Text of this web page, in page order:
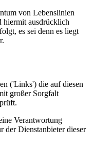
von Lebenslinien
hiermit ausdrücklich
es sei denn es liegt
('Links') die auf diesen
großer Sorgfalt
Verantwortung
der Dienstanbieter dieser